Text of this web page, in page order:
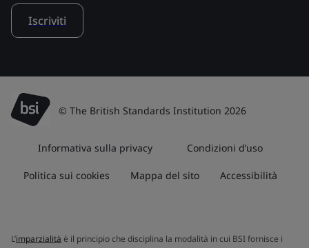
Iscriviti
© The British Standards Institution 2026
Informativa sulla privacy Condizioni d’uso
Politica sui cookies Mappa del sito Accessibilità
L’imparzialità è il principio che disciplina la modalità in cui BSI fornisce i